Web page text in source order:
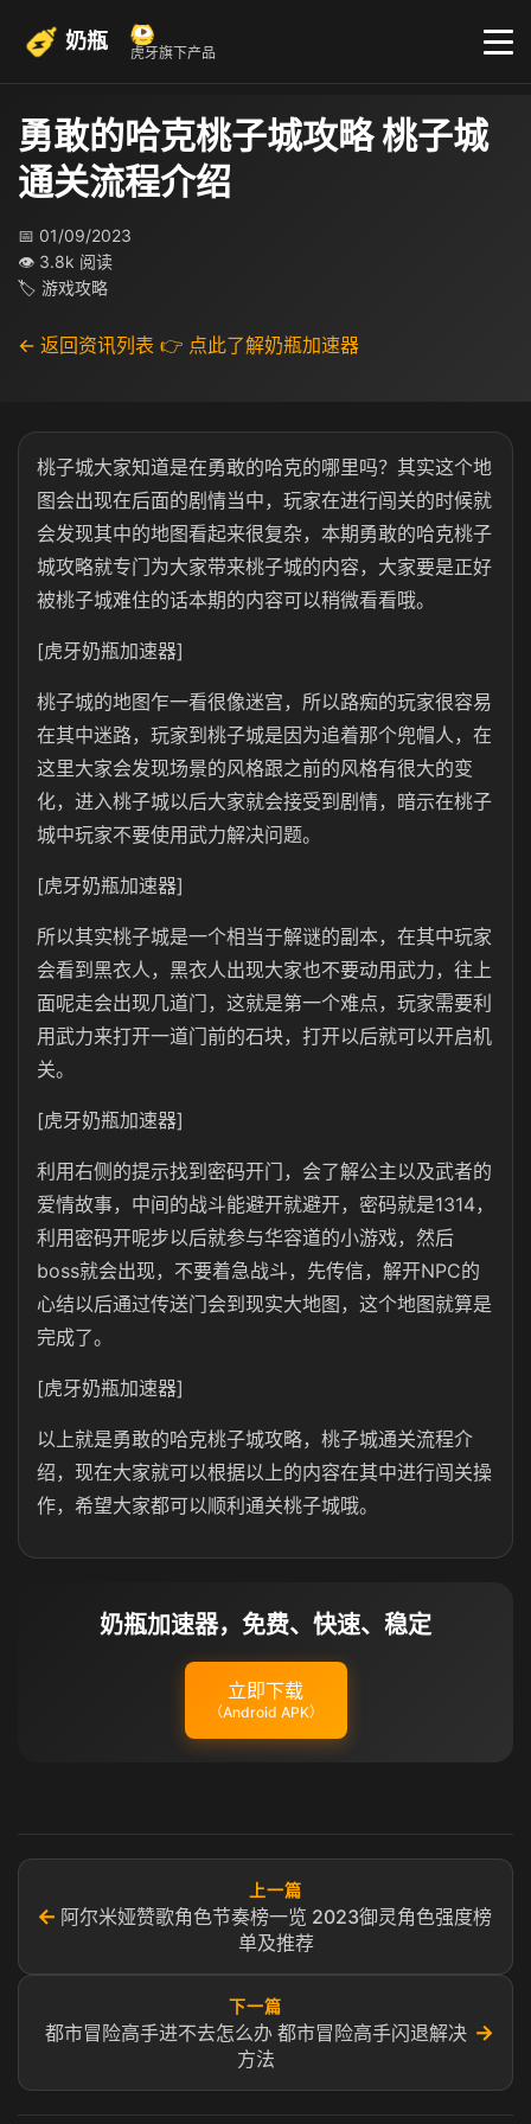
奶瓶 虎牙旗下产品
勇敢的哈克桃子城攻略 桃子城
通关流程介绍
📅 01/09/2023
👁 3.8k 阅读
🏷 游戏攻略
← 返回资讯列表 👉 点此了解奶瓶加速器
桃子城大家知道是在勇敢的哈克的哪里吗？其实这个地
图会出现在后面的剧情当中，玩家在进行闯关的时候就
会发现其中的地图看起来很复杂，本期勇敢的哈克桃子
城攻略就专门为大家带来桃子城的内容，大家要是正好
被桃子城难住的话本期的内容可以稍微看看哦。
[虎牙奶瓶加速器]
桃子城的地图乍一看很像迷宫，所以路痴的玩家很容易
在其中迷路，玩家到桃子城是因为追着那个兜帽人，在
这里大家会发现场景的风格跟之前的风格有很大的变
化，进入桃子城以后大家就会接受到剧情，暗示在桃子
城中玩家不要使用武力解决问题。
[虎牙奶瓶加速器]
所以其实桃子城是一个相当于解谜的副本，在其中玩家
会看到黑衣人，黑衣人出现大家也不要动用武力，往上
面呢走会出现几道门，这就是第一个难点，玩家需要利
用武力来打开一道门前的石块，打开以后就可以开启机
关。
[虎牙奶瓶加速器]
利用右侧的提示找到密码开门，会了解公主以及武者的
爱情故事，中间的战斗能避开就避开，密码就是1314，
利用密码开呢步以后就参与华容道的小游戏，然后
boss就会出现，不要着急战斗，先传信，解开NPC的
心结以后通过传送门会到现实大地图，这个地图就算是
完成了。
[虎牙奶瓶加速器]
以上就是勇敢的哈克桃子城攻略，桃子城通关流程介
绍，现在大家就可以根据以上的内容在其中进行闯关操
作，希望大家都可以顺利通关桃子城哦。
奶瓶加速器，免费、快速、稳定
立即下载
（Android APK）
←
上一篇
阿尔米娅赞歌角色节奏榜一览 2023御灵角色强度榜
单及推荐
下一篇
都市冒险高手进不去怎么办 都市冒险高手闪退解决
方法
→